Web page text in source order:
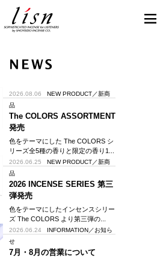
2026.08.06
NEW PRODUCT／新商
品
The COLORS ASSORTMENT
発売
色をテーマにした The COLORS シ
リーズ全5種の香りと限定の香り1...
2026.06.25
NEW PRODUCT／新商
品
2026 INCENSE SERIES 第三
弾発売
色をテーマにしたインセンスシリー
ズ The COLORS より第三弾の...
2026.06.24
INFORMATION／お知ら
せ
7月・8月の営業について